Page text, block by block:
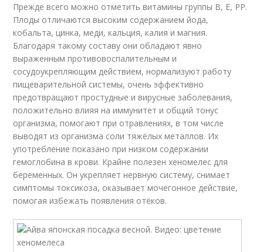
Прежде всего можно отметить витамины группы В, Е, РР.
Плоды отличаются высоким содержанием йода,
кобальта, цинка, меди, кальция, калия и магния.
Благодаря такому составу они обладают явно
выраженным противовоспалительным и
сосудоукрепляющим действием, нормализуют работу
пищеварительной системы, очень эффективно
предотвращают простудные и вирусные заболевания,
положительно влияя на иммунитет и общий тонус
организма, помогают при отравлениях, в том числе
выводят из организма соли тяжёлых металлов. Их
употребление показано при низком содержании
гемоглобина в крови. Крайне полезен хеномелес для
беременных. Он укрепляет нервную систему, снимает
симптомы токсикоза, оказывает мочегонное действие,
помогая избежать появления отёков.